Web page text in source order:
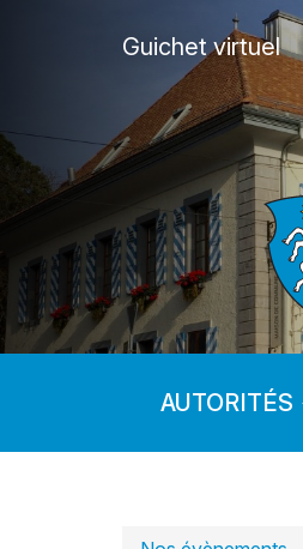
Guichet virtuel
AUTORITÉS